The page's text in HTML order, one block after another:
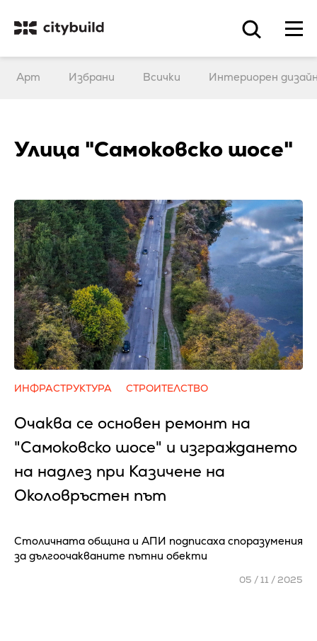
Арт Избрани Всички Интериорен
Улица "Самоковско шосе"
ИНФРАСТРУКТУРА СТРОИТЕЛСТВО
Очаква се основен ремонт на
"Самоковско шосе" и изграждането
на надлез при Казичене на
Околовръстен път
Столичната община и АПИ подписаха споразумения
за дългоочакваните пътни обекти
05 / 11 / 2025